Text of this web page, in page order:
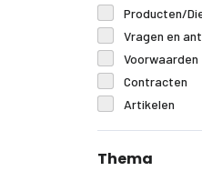
Producten/
Vragen en
Voorwaarden
Contracten
Artikelen
Thema